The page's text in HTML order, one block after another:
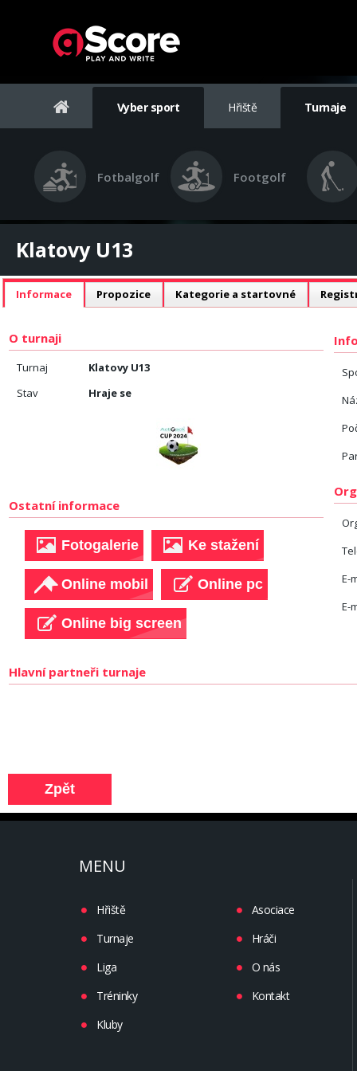
Vyber sport Hřiště Turnaje
Fotbalgolf Footgolf
Klatovy U13
Informace Propozice Kategorie a startovné
O turnaji
Turnaj
Klatovy U13
Stav
Hraje se
Ostatní informace
E-
E-
Hlavní partneři turnaje
MENU
Hřiště
Turnaje
Liga
Tréninky
Kluby
Asociace
Hráči
O nás
Kontakt